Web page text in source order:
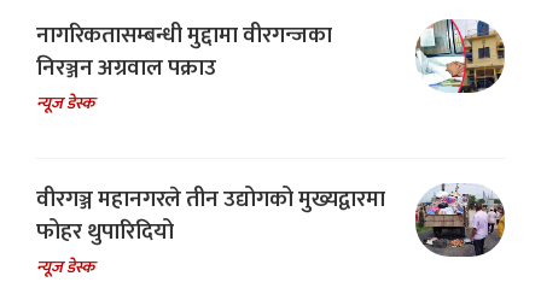
नागरिकतासम्बन्धी मुद्दामा वीरगन्जका
निरञ्जन अग्रवाल पक्राउ
न्यूज डेस्क
वीरगञ्ज महानगरले तीन उद्योगको मुख्यद्वारमा
फोहर थुपारिदियो
न्यूज डेस्क